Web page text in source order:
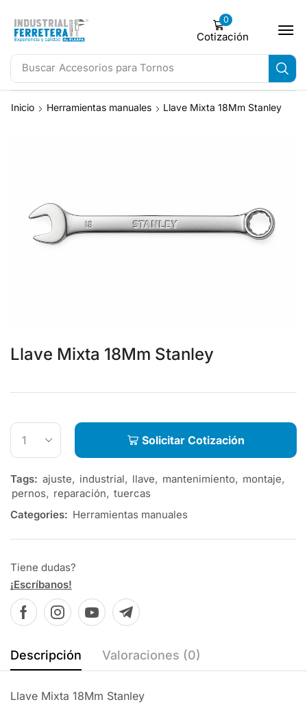
Buscar Accesorios para Tornos
0
Cotización
Inicio Herramientas manuales Llave Mixta 18Mm Stanley
Llave Mixta 18Mm Stanley
Solicitar Cotización
Tags: ajuste, industrial, llave, mantenimiento, montaje,
pernos, reparación, tuercas
Categories: Herramientas manuales
Tiene dudas?
¡Escríbanos!
Descripción Valoraciones (0)
Llave Mixta 18Mm Stanley